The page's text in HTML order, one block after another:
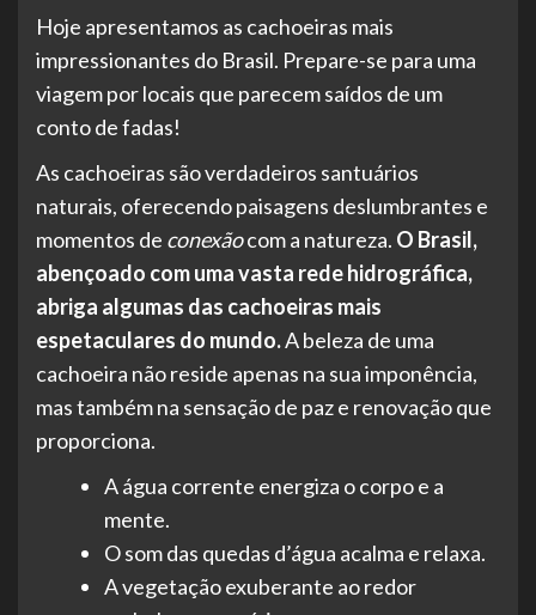
Hoje apresentamos as cachoeiras mais
impressionantes do Brasil. Prepare-se para uma
viagem por locais que parecem saídos de um
conto de fadas!
As cachoeiras são verdadeiros santuários
naturais, oferecendo paisagens deslumbrantes e
momentos de conexãocom a natureza. O Brasil,
abençoado com uma vasta rede hidrográfica,
abriga algumas das cachoeiras mais
espetaculares do mundo.A beleza de uma
cachoeira não reside apenas na sua imponência,
mas também na sensação de paz e renovação que
proporciona.
A água corrente energiza o corpo e a
mente.
O som das quedas d’água acalma e relaxa.
A vegetação exuberante ao redor